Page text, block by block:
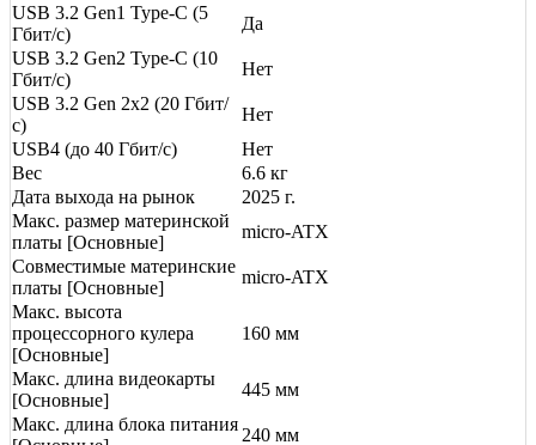
USB 3.2 Gen1 Type-C (5
Гбит/с)
Да
USB 3.2 Gen2 Type-C (10
Гбит/с)
Нет
USB 3.2 Gen 2x2 (20 Гбит/
с)
Нет
USB4 (до 40 Гбит/с)
Нет
Вес
6.6 кг
Дата выхода на рынок
2025 г.
Макс. размер материнской
платы [Основные]
micro-ATX
Совместимые материнские
платы [Основные]
micro-ATX
Макс. высота
процессорного кулера
[Основные]
160 мм
Макс. длина видеокарты
[Основные]
445 мм
Макс. длина блока питания
240 мм